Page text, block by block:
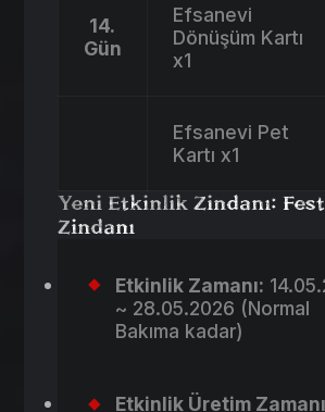
14.
Gün
Efsanevi
Dönüşüm Kartı
x1
Efsanevi Pet
Kartı x1
Yeni Etkinlik Zindanı:
Zindanı
Etkinlik Zamanı:
~ 28.05.2026 (Normal
Bakıma kadar)
Etkinlik Üretim